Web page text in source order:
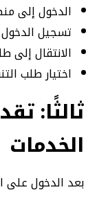
الدخول إلى
تسجيل الدخول
الانتقال إلى
اختيار طلب
ثالثًا:
الخدمات
بعد الدخول على